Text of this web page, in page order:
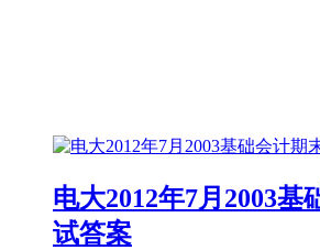
电大2012年7月2003基
试答案